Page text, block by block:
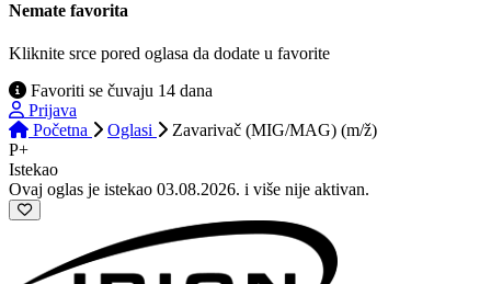
Nemate favorita
Kliknite srce pored oglasa da dodate u favorite
Favoriti se čuvaju 14 dana
Prijava
Početna
Oglasi
Zavarivač (MIG/MAG) (m/ž)
P+
Istekao
Ovaj oglas je istekao 03.08.2026. i više nije aktivan.